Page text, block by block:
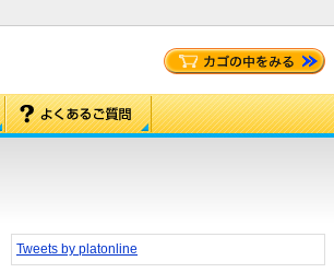
Tweets by platonline